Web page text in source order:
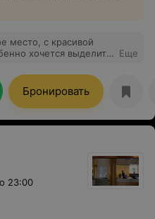
место, с красивой
хочется выделить
Приятно
Еще
Бронировать
23:00